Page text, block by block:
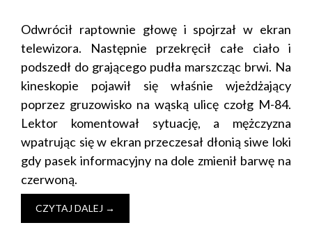
Odwrócił raptownie głowę i spojrzał w ekran
telewizora. Następnie przekręcił całe ciało i
podszedł do grającego pudła marszcząc brwi. Na
kineskopie pojawił się właśnie wjeżdżający
poprzez gruzowisko na wąską ulicę czołg M-84.
Lektor komentował sytuację, a mężczyzna
wpatrując się w ekran przeczesał dłonią siwe loki
gdy pasek informacyjny na dole zmienił barwę na
czerwoną.
CZYTAJ DALEJ →